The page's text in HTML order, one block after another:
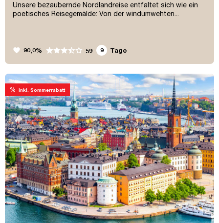
Unsere bezaubernde Nordlandreise entfaltet sich wie ein
poetisches Reisegemälde: Von der windumwehten...
favorite 90,0% 59 9 Tage
% inkl. Sommerrabatt